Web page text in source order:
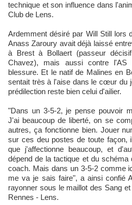
technique et son influence dans
Club de Lens.
Ardemment désiré par Will Still lors
Anass Zaroury avait déjà laissé
à Brest à Bollaert (passeur
Chavez), mais aussi contre l'AS
blessure. Et le natif de Malines en
sentait très à l'aise dans le cœur du
prédilection reste bien celui d'ailier.
"Dans un 3-5-2, je pense pouvoir
J'ai beaucoup de liberté, on se
autres, ça fonctionne bien. Jouer
sur ces deu postes de toute façon,
que j'affectionne beaucoup, et
dépend de la tactique et du
coach. Mais dans un 3-5-2 comme
me va je sais faire", a ainsi confié
rayonner sous le maillot des Sang
Rennes - Lens.